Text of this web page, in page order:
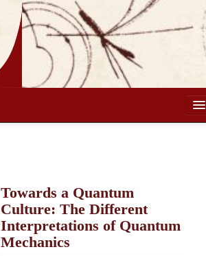
Towards a Quantum
Culture: The Different
Interpretations of Quantum
Mechanics